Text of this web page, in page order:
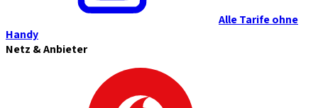
Alle Tarife ohne
Handy
Netz & Anbieter